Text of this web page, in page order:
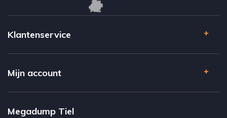
Klantenservice
Mijn account
Megadump Tiel